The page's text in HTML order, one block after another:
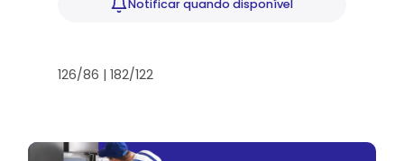
Notificarquando disponível
126/86 | 182/122